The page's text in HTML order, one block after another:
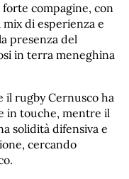
forte compagine, con
di esperienza e
presenza del
in terra meneghina
il rugby Cernusco ha
in touche, mentre il
solidità difensiva e
cercando